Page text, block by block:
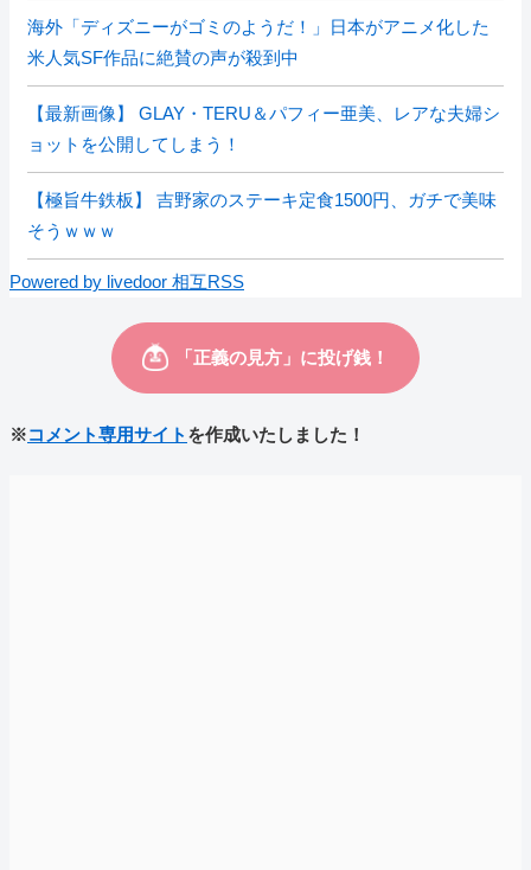
海外「ディズニーがゴミのようだ！」日本がアニメ化した
米人気SF作品に絶賛の声が殺到中
【最新画像】 GLAY・TERU＆パフィー亜美、レアな夫婦シ
ョットを公開してしまう！
【極旨牛鉄板】 吉野家のステーキ定食1500円、ガチで美味
そうｗｗｗ
Powered by livedoor 相互RSS
※コメント専用サイト を作成いたしました！